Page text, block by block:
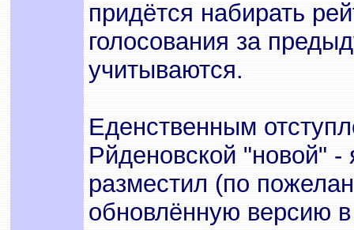
придётся набирать
голосования за
учитываются.
Еденственным
Рйденовской "новой" -
разместил (по
обновлённую версию